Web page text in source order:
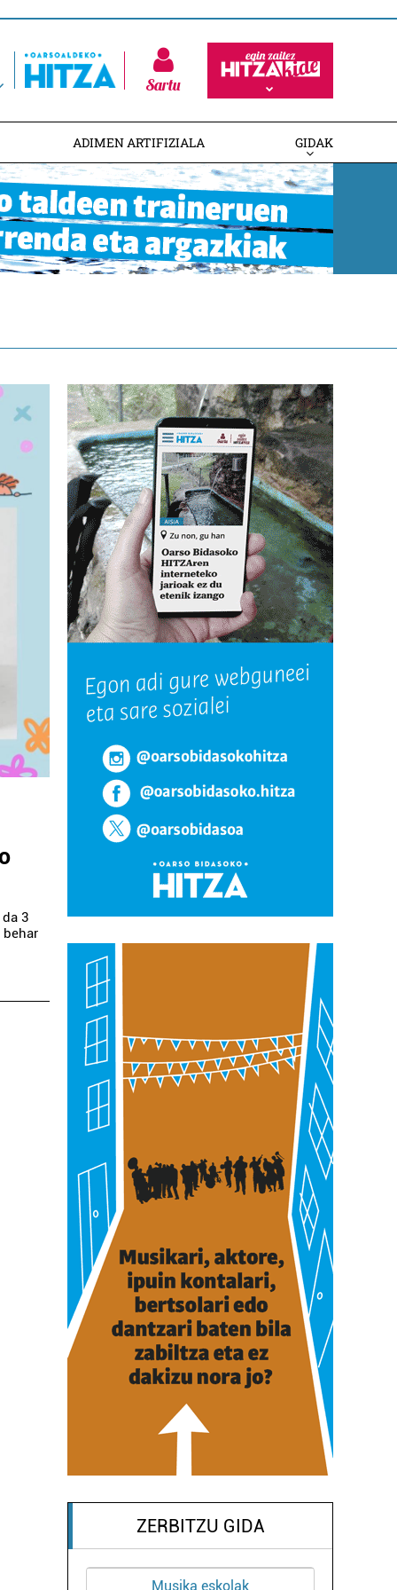
Sartu
ADIMEN ARTIFIZIALA GIDAK
3
behar
ZERBITZU GIDA
Musika eskolak